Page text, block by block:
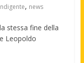
, news
stessa fine della
Leopoldo